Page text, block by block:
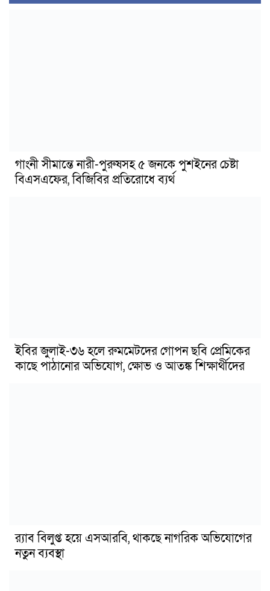
গাংনী সীমান্তে নারী-পুরুষসহ ৫ জনকে পুশইনের চেষ্টা
বিএসএফের, বিজিবির প্রতিরোধে ব্যর্থ
ইবির জুলাই-৩৬ হলে রুমমেটদের গোপন ছবি প্রেমিকের
কাছে পাঠানোর অভিযোগ, ক্ষোভ ও আতঙ্ক শিক্ষার্থীদের
র‍্যাব বিলুপ্ত হয়ে এসআরবি, থাকছে নাগরিক অভিযোগের
নতুন ব্যবস্থা